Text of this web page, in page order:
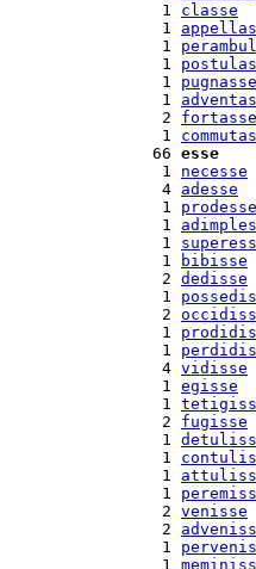
  1
classe
  1
  1
  1
  1
pugnasse
  1
  2
fortasse
  1
66 esse
  1
necesse
  4
adesse
  1
prodesse
  1
  1
  1
bibisse
  2
dedisse
  1
  2
  1
  1
  4
vidisse
  1
egisse
  1
  2
fugisse
  1
  1
  1
  1
  2
venisse
  2
  1
  1